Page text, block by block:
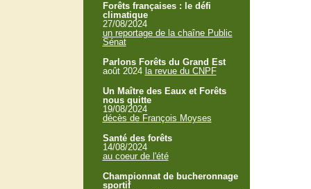
Forêts françaises : le défi
climatique
27/08/2024
un reportage de la chaîne Public
Sénat
Parlons Forêts du Grand Est
août 2024 la revue du CNPF
Un Maître des Eaux et Forêts
nous quitte
19/08/2024
décès de François Moyses
Santé des forêts
14/08/2024
au coeur de l'été
Championnat de bucheronnage
sportif